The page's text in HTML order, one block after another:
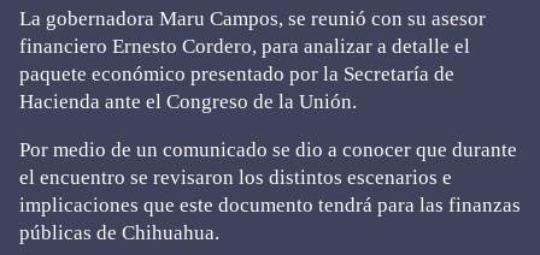
La gobernadora Maru Campos, se reunió con su asesor
financiero Ernesto Cordero, para analizar a detalle el
paquete económico presentado por la Secretaría de
Hacienda ante el Congreso de la Unión.
Por medio de un comunicado se dio a conocer que durante
el encuentro se revisaron los distintos escenarios e
implicaciones que este documento tendrá para las finanzas
públicas de Chihuahua.